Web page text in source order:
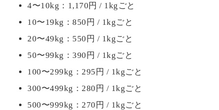
4〜10kg：1,170円 / 1kgごと
10〜19kg：850円 / 1kgごと
20〜49kg：550円 / 1kgごと
50〜99kg：390円 / 1kgごと
100〜299kg：295円 / 1kgごと
300〜499kg：280円 / 1kgごと
500〜999kg：270円 / 1kgごと